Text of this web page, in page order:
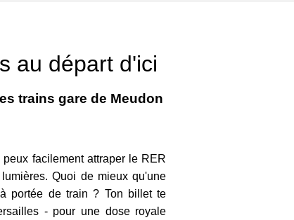
au départ d'ici
trains gare de Meudon
facilement attraper le RER
Quoi de mieux qu'une
portée de train ? Ton billet te
- pour une dose royale